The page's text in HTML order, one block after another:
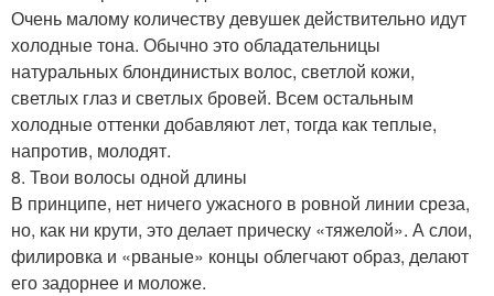
Очень малому количеству девушек действительно идут
холодные тона. Обычно это обладательницы
натуральных блондинистых волос, светлой кожи,
светлых глаз и светлых бровей. Всем остальным
холодные оттенки добавляют лет, тогда как теплые,
напротив, молодят.
8. Твои волосы одной длины
В принципе, нет ничего ужасного в ровной линии среза,
но, как ни крути, это делает прическу «тяжелой». А слои,
филировка и «рваные» концы облегчают образ, делают
его задорнее и моложе.